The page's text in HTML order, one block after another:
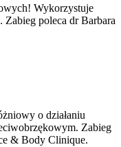
Wykorzystuje
poleca dr Barbara
o działaniu
Zabieg
& Body Clinique.